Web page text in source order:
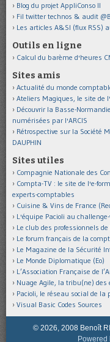
Blog du projet AppliConso II
Fil twitter technos & audit
Les articles A&SI (flux RSS)
Outils en ligne
Calcul du barème d'heures
Sites amis
Actualité du monde
Ateliers Magiques, le site de
Découvrir la Basse-
numérisées par l'ARCIS
Rétrospective sur la Société
DAUPHIN
Sites utiles
Compagnie Nationale des
Compta-TV : le site de l'e-
experts-comptables
Cuisine & Vins de France
L'équipe Pacioli au
Le club des professionnels
Le forum français de la
Le Magazine de la Sécurité
Le Monde Diplomatique (Eo)
L’Association Française de
Nuage Agile, la tribu(ne) des
Pacioli, le réseau social de la
Visual Basic Codes Sources
© 2026, 2008 Benoît
Powered